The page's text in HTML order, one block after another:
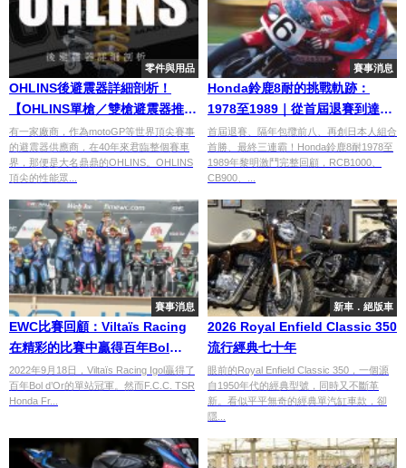
零件與用品
OHLINS後避震器詳細剖析！
【OHLINS單槍／雙槍避震器推薦
指南】
有一家廠商，作為motoGP等世界頂尖賽事
的避震器供應商，在40年來君臨整個賽車
界，那便是大名鼎鼎的OHLINS。OHLINS
頂尖的性能眾...
賽事消息
Honda鈴鹿8耐的挑戰軌跡：
1978至1989｜從首屆退賽到達成
三連霸完整回顧
首屆退賽、隔年包攬前八、再創日本人組合
首勝、最終三連霸！Honda鈴鹿8耐1978至
1989年黎明激鬥完整回顧，RCB1000、
CB900、...
賽事消息
EWC比賽回顧：Viltaïs Racing
在精彩的比賽中贏得百年Bol
d’Or站
2022年9月18日，Viltaïs Racing Igol贏得了
百年Bol d’Or的單站冠軍。然而F.C.C. TSR
Honda Fr...
新車．絕版車
2026 Royal Enfield Classic 350
流行經典七十年
眼前的Royal Enfield Classic 350，一個源
自1950年代的經典型號，同時又不斷革
新。看似平平無奇的經典單汽缸車款，卻
隱...